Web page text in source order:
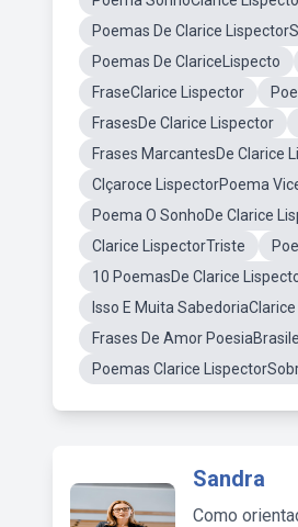
Poemas De Clarice
Poemas De ClariceLispecto
FraseClarice Lispector
FrasesDe Clarice Lispector
Frases MarcantesDe Clarice
Clçaroce LispectorPoema
Poema O SonhoDe Clarice
Clarice LispectorTriste
10 PoemasDe Clarice
Isso E Muita
Frases De Amor
Poemas Clarice
Sandra
Como